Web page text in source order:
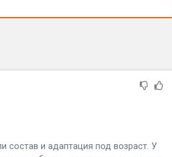
состав и адаптация под возраст. У